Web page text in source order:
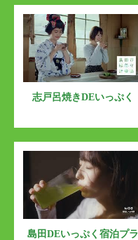
志戸呂焼きDEいっぷく
島田DEいっぷく宿泊プラ